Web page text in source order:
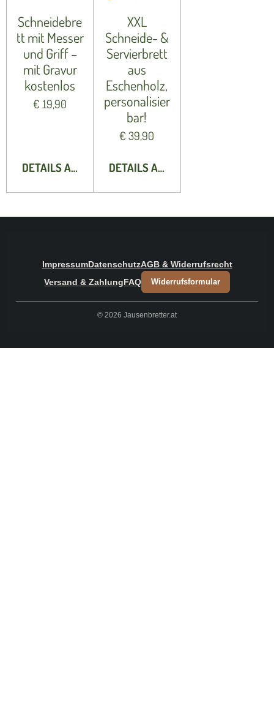
Schneidebre
tt mit Messer
und Griff –
mit Gravur
kostenlos
€ 19,90
DETAILS ANZEIGEN
XXL
Schneide- &
Servierbrett
aus
Eschenholz,
personalisier
bar!
€ 39,90
DETAILS ANZEIGEN
ImpressumDatenschutzAGB & Widerrufsrecht
Versand & ZahlungFAQ Widerrufsformular
© 2026 Jausenbretter.at